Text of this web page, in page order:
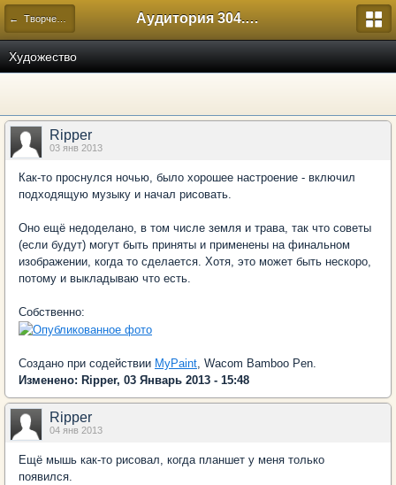
← Творческий Аудитория 304. История России
Художество
Ripper
03 янв 2013
Как-то проснулся ночью, было хорошее настроение - включил
подходящую музыку и начал рисовать.
Оно ещё недоделано, в том числе земля и трава, так что советы
(если будут) могут быть приняты и применены на финальном
изображении, когда то сделается. Хотя, это может быть нескоро,
потому и выкладываю что есть.
Собственно:
Создано при содействии MyPaint, Wacom Bamboo Pen.
Изменено: Ripper, 03 Январь 2013 - 15:48
Ripper
04 янв 2013
Ещё мышь как-то рисовал, когда планшет у меня только
появился.